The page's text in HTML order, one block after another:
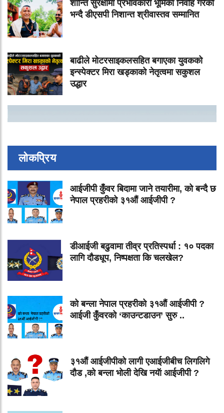
शान्ति सुरक्षामा प्रभावकारी भूमिका निर्वाह गरेको
भन्दै डीएसपी निशान्त श्रीवास्तव सम्मानित
बाढीले मोटरसाइकलसहित बगाएका युवकको
इन्स्पेक्टर मिरा खड्काको नेतृत्वमा सकुशल
उद्धार
लोकप्रिय
आईजीपी कुँवर बिदामा जाने तयारीमा, को बन्दै छ
नेपाल प्रहरीको ३१औं आईजीपी ?
डीआईजी बढुवामा तीव्र प्रतिस्पर्धा : १० पदका
लागि दौडधूप, निष्पक्षता कि चलखेल?
को बन्ला नेपाल प्रहरीको ३१औं आईजीपी ?
आईजी कुँवरको ‘काउन्टडाउन’ सुरु ..
३१औं आईजीपीको लागी एआईजीबीच लिगलिगे
दौड ,को बन्ला भोली देखि नयॅा आईजीपी ?